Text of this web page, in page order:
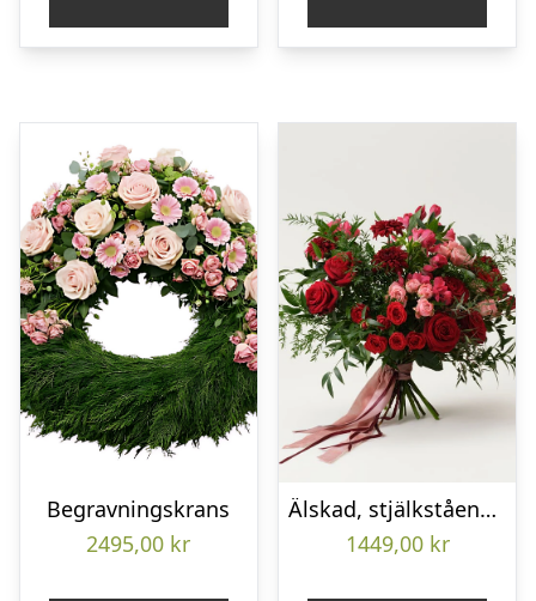
Begravningskrans
2495,00 kr
Älskad, stjälkstående bukett
1449,00 kr